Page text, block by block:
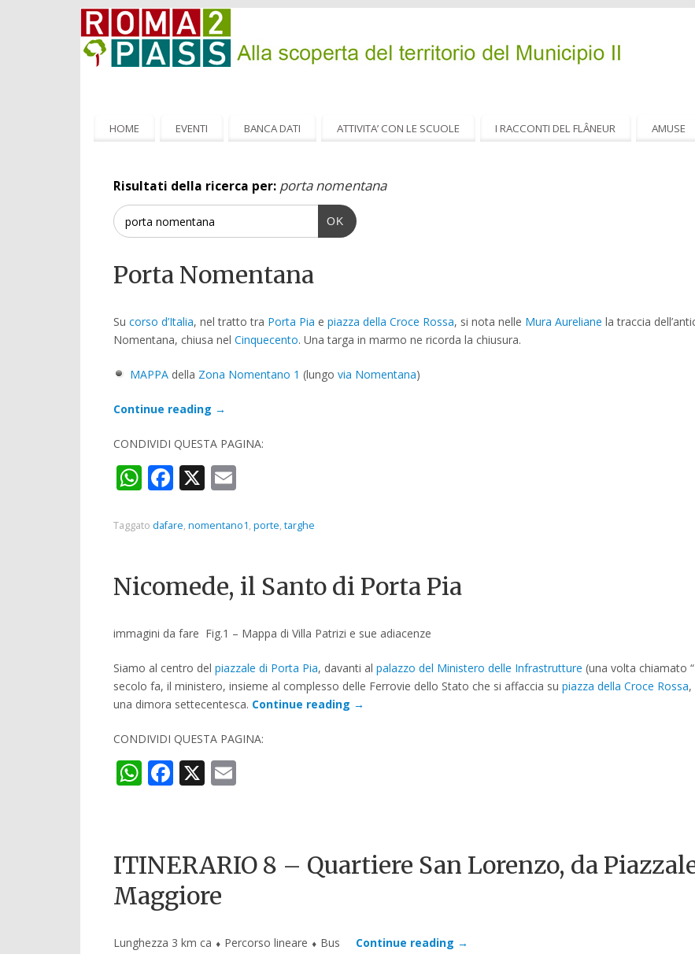
HOME EVENTI BANCA DATI ATTIVITA’ CON LE SCUOLE I RACCONTI DEL FLÂNEUR AMUSE
Risultati della ricerca per: porta nomentana
OK
Porta Nomentana
Su corso d’Italia, nel tratto tra Porta Pia e piazza della Croce Rossa, si nota nelle Mura Aureliane la traccia
Nomentana, chiusa nel Cinquecento. Una targa in marmo ne ricorda la chiusura.
MAPPA della Zona Nomentano 1 (lungo via Nomentana)
Continue reading →
CONDIVIDI QUESTA PAGINA:
WhatsApp
Facebook
X
Taggato dafare, nomentano1, porte, targhe
Nicomede, il Santo di Porta Pia
immagini da fare Fig.1 – Mappa di Villa Patrizi e sue adiacenze
Siamo al centro del piazzale di Porta Pia, davanti al palazzo del Ministero delle Infrastrutture (una volta chiamato
secolo fa, il ministero, insieme al complesso delle Ferrovie dello Stato che si affaccia su piazza della Croce Rossa,
una dimora settecentesca. Continue reading →
CONDIVIDI QUESTA PAGINA:
WhatsApp
Facebook
X
ITINERARIO 8 – Quartiere San Lorenzo, da
Maggiore
Lunghezza 3 km ca ⬧ Percorso lineare ⬧ Bus Continue reading →